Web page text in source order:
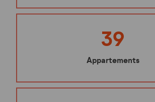
39
Appartements